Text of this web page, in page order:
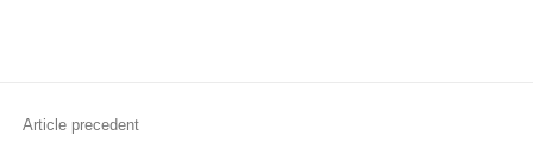
Article precedent